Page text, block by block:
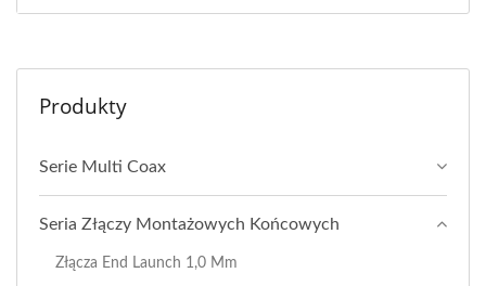
Produkty
Serie Multi Coax
Seria Złączy Montażowych Końcowych
Złącza End Launch 1,0 Mm